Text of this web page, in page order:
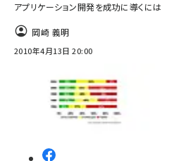
アプリケーション開発を成功に導くには
岡崎 義明
2010年4月13日 20:00